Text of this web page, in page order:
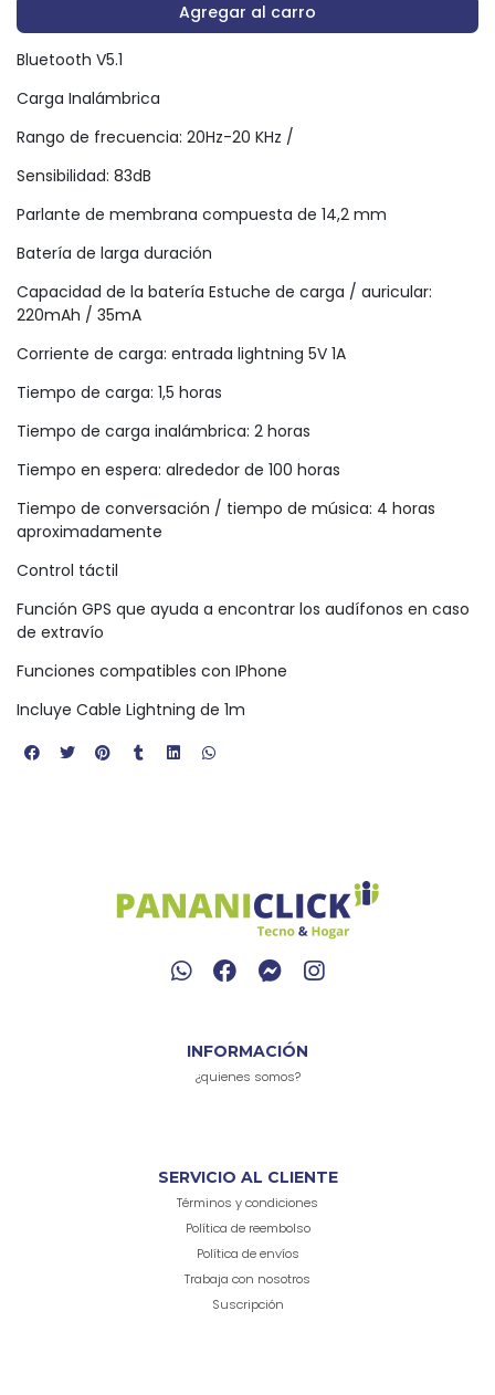
Agregar al carro
Bluetooth V5.1
Carga Inalámbrica
Rango de frecuencia: 20Hz-20 KHz /
Sensibilidad: 83dB
Parlante de membrana compuesta de 14,2 mm
Batería de larga duración
Capacidad de la batería Estuche de carga / auricular:
220mAh / 35mA
Corriente de carga: entrada lightning 5V 1A
Tiempo de carga: 1,5 horas
Tiempo de carga inalámbrica: 2 horas
Tiempo en espera: alrededor de 100 horas
Tiempo de conversación / tiempo de música: 4 horas
aproximadamente
Control táctil
Función GPS que ayuda a encontrar los audífonos en caso
de extravío
Funciones compatibles con IPhone
Incluye Cable Lightning de 1m
INFORMACIÓN
¿quienes somos?
SERVICIO AL CLIENTE
Términos y condiciones
Política de reembolso
Política de envíos
Trabaja con nosotros
Suscripción